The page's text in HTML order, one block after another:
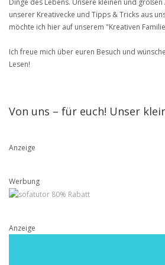
unserer Kreativecke und Tipps & Tricks aus
möchte ich hier auf unserem "Kreativen
Ich freue mich über euren Besuch und
Lesen!
Von uns – für euch! Unser
Anzeige
Werbung
Anzeige